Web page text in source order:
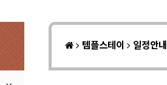
템플스테이 일정안내